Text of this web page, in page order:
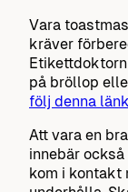
Vara
kräver
på bröllop
följ denna
Att vara en
innebär
kom i kontakt